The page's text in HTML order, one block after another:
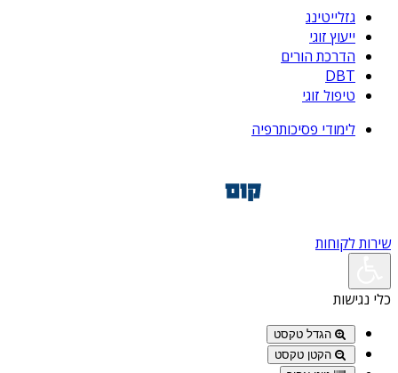
גזלייטינג
ייעוץ זוגי
הדרכת הורים
DBT
טיפול זוגי
לימודי פסיכותרפיה
שירות לקוחות
כלי נגישות
הגדל טקסט
הקטן טקסט